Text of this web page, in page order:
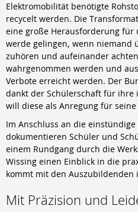
Elektromobilität benötigte
recycelt werden. Die
eine große Herausforderung für
werde gelingen, wenn
zuhören und aufeinander
wahrgenommen werden und
Verbote erreicht werden. Der
dankt der Schülerschaft für ihre
will diese als Anregung für
Im Anschluss an die
dokumentieren Schüler und
einem Rundgang durch die
Wissing einen Einblick in die
kommt mit den Auszubildenden
Mit Präzision und